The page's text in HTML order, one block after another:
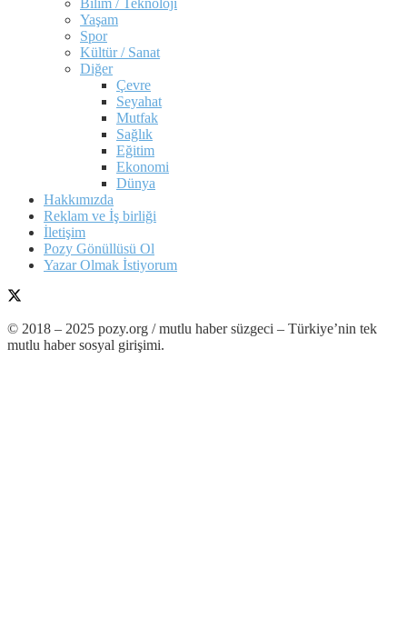
Bilim / Teknoloji
Yaşam
Spor
Kültür / Sanat
Diğer
Çevre
Seyahat
Mutfak
Sağlık
Eğitim
Ekonomi
Dünya
Hakkımızda
Reklam ve İş birliği
İletişim
Pozy Gönüllüsü Ol
Yazar Olmak İstiyorum
© 2018 – 2025 pozy.org / mutlu haber süzgeci – Türkiye’nin tek
mutlu haber sosyal girişimi.